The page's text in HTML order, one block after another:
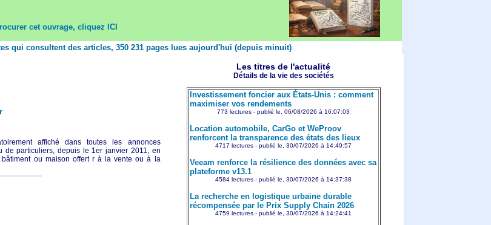
cet ouvrage, cliquez ICI
qui consultent des articles, 350 231 pages lues aujourd'hui (depuis minuit)
affiché dans toutes les annonces
de particuliers, depuis le 1er janvier 2011, en
ou maison offert r à la vente ou à la
Les titres de l'actualité
Détails de la vie des sociétés
Investissement foncier aux États-Unis : comment
maximiser vos rendements
773 lectures - publié le, 06/08/2026 à 16:07:03
Location automobile, CarGo et WeProov
renforcent la transparence des états des lieux
4717 lectures - publié le, 30/07/2026 à 14:49:57
Veeam renforce la résilience des données avec sa
plateforme v13.1
4584 lectures - publié le, 30/07/2026 à 14:37:38
La recherche en logistique urbaine durable
récompensée par le Prix Supply Chain 2026
4759 lectures - publié le, 30/07/2026 à 14:24:41